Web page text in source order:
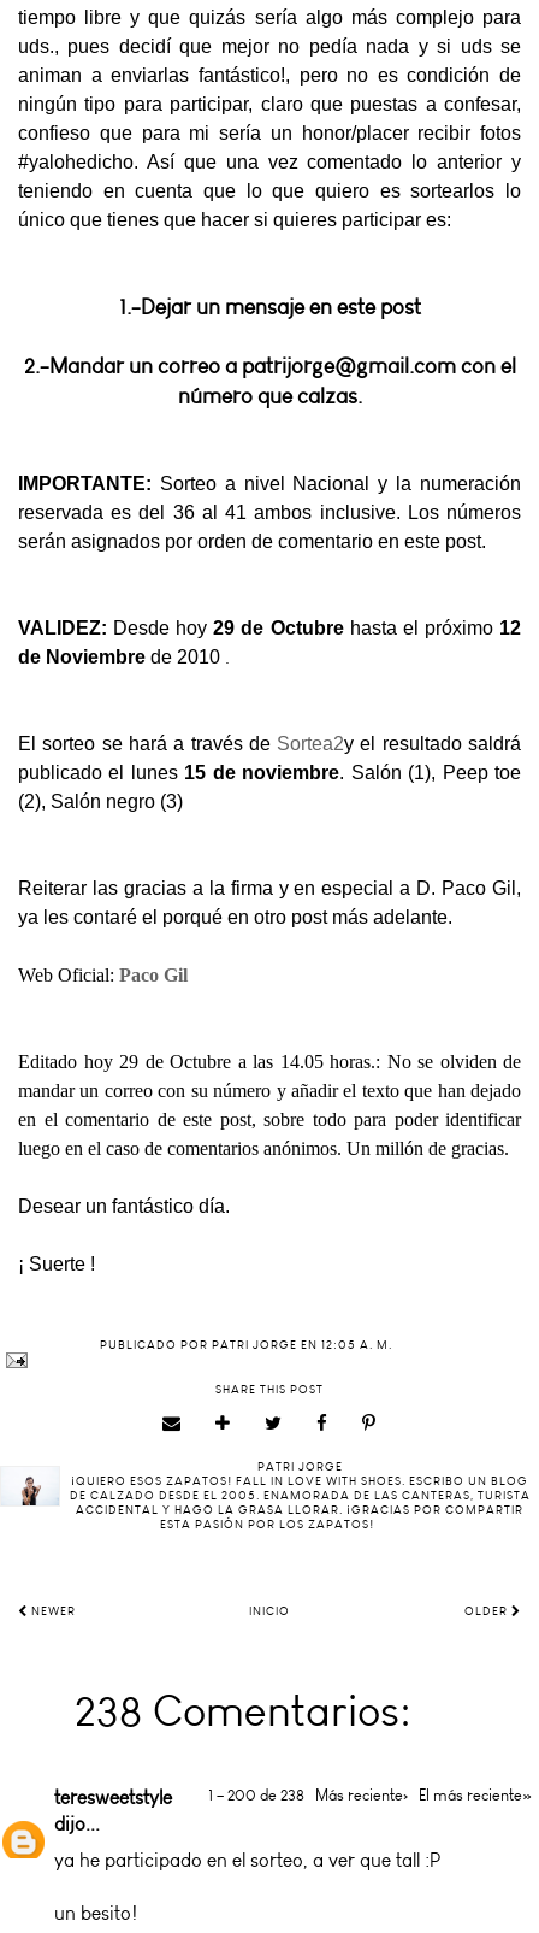
tiempo libre y que quizás sería algo más complejo para
uds., pues decidí que mejor no pedía nada y si uds se
animan a enviarlas fantástico!, pero no es condición de
ningún tipo para participar, claro que puestas a confesar,
confieso que para mi sería un honor/placer recibir fotos
#yalohedicho. Así que una vez comentado lo anterior y
teniendo en cuenta que lo que quiero es sortearlos lo
único que tienes que hacer si quieres participar es:
1.-Dejar un mensaje en este post
2.-Mandar un correo a patrijorge@gmail.com con el
número que calzas.
IMPORTANTE: Sorteo a nivel Nacional y la numeración
reservada es del 36 al 41 ambos inclusive. Los números
serán asignados por orden de comentario en este post.
VALIDEZ: Desde hoy29 de Octubrehasta el próximo 12
de Noviembre de 2010 .
El sorteo se hará a través de Sortea2y el resultado saldrá
publicado el lunes 15 de noviembre. Salón (1), Peep toe
(2), Salón negro (3)
Reiterar las gracias a la firma y en especial a D. Paco Gil,
ya les contaré el porqué en otro post más adelante.
Web Oficial: Paco Gil
Editado hoy 29 de Octubre a las 14.05 horas.: No se olviden de
mandar un correo con su número y añadir el texto que han dejado
en el comentario de este post, sobre todo para poder identificar
luego en el caso de comentarios anónimos. Un millón de gracias.
Desear un fantástico día.
¡ Suerte !
PUBLICADO POR PATRI JORGE EN 12:05 A. M.
SHARE THIS POST
PATRI JORGE
¡QUIERO ESOS ZAPATOS! FALL IN LOVE WITH SHOES. ESCRIBO UN BLOG
DE CALZADO DESDE EL 2005. ENAMORADA DE LAS CANTERAS, TURISTA
ACCIDENTAL Y HAGO LA GRASA LLORAR. ¡GRACIAS POR COMPARTIR
ESTA PASIÓN POR LOS ZAPATOS!
NEWER INICIO OLDER
238 Comentarios:
1 – 200 de 238 Más reciente› El más reciente»
teresweetstyle
dijo...
ya he participado en el sorteo, a ver que tall :P
un besito!